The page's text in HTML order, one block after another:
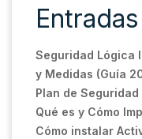
Seguridad Lógica
y Medidas (Guía
Plan de
Qué es y Cómo
Cómo instalar